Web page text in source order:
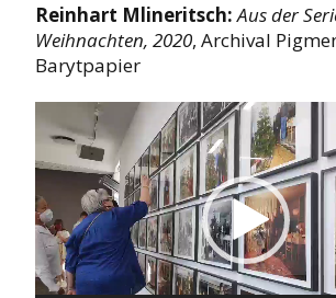
Reinhart Mlineritsch: Aus der
Weihnachten, 2020, Archival
Barytpapier
Player